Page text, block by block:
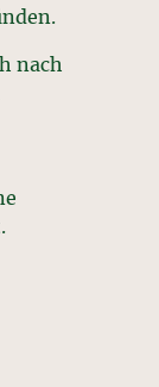
nach